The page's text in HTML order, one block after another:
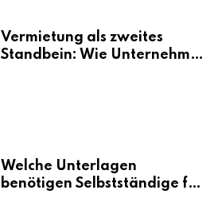
Vermietung als zweites
Standbein: Wie Unternehmen
Welche Unterlagen
benötigen Selbstständige für